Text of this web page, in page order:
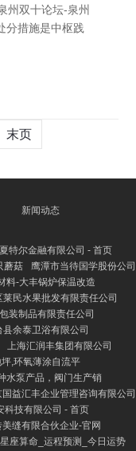
州双十论坛-泉州
分措施是中枢践
末页
新闻动态
特尔金融有限公司 - 首页
蘑菇
鹰潭市当待国学股份公司
料-大丰锅炉保温改造
莱民水果批发有限责任公司
装制品有限责任公司
县余泰卫浴有限公司
上海汇润丰集团有限公司
,环氧薄涂自流平
水泵产品，阀门生产销
国益汇丰企业管理咨询有限公司
科技有限公司 - 首页
缝有限合伙企业-官网
座算命_运程预测_今日运势